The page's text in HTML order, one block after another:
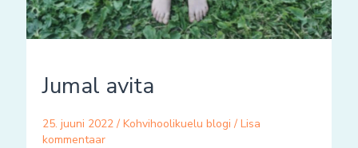
Jumal avita
25. juuni 2022 / Kohvihoolikuelu blogi / Lisa
kommentaar